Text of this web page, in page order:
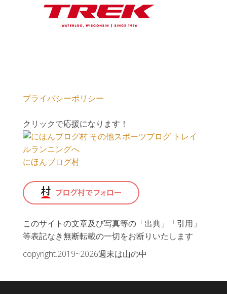
プライバシーポリシー
クリックで応援になります！
にほんブログ村
このサイトの文章及び写真等の「出典」「引用」
等表記なき無断転載の一切をお断りいたします
copyright.2019~2026週末は山の中